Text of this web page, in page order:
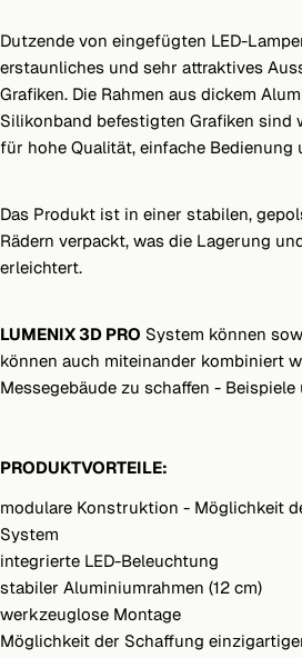
Dutzende von eingefügten LED-
erstaunliches und sehr attraktives
Grafiken. Die Rahmen aus dickem
Silikonband befestigten Grafiken sind
für hohe Qualität, einfache Bedienung
Das Produkt ist in einer stabilen,
Rädern verpackt, was die Lagerung
erleichtert.
LUMENIX 3D PRO System können
können auch miteinander kombiniert
Messegebäude zu schaffen - Beispiele
PRODUKTVORTEILE:
modulare Konstruktion - Möglichkeit
System
integrierte LED-Beleuchtung
stabiler Aluminiumrahmen (12 cm)
werkzeuglose Montage
Möglichkeit der Schaffung